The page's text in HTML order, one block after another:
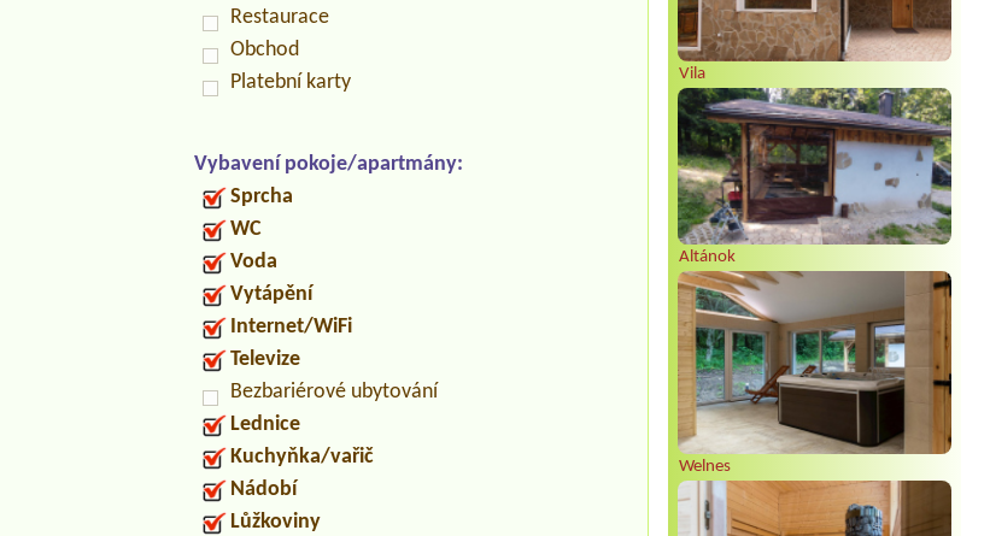
Vila
Altánok
Welnes
Restaurace
Obchod
Platební karty
Vybavení pokoje/apartmány:
Sprcha
WC
Voda
Vytápění
Internet/WiFi
Televize
Bezbariérové ubytování
Lednice
Kuchyňka/vařič
Nádobí
Lůžkoviny